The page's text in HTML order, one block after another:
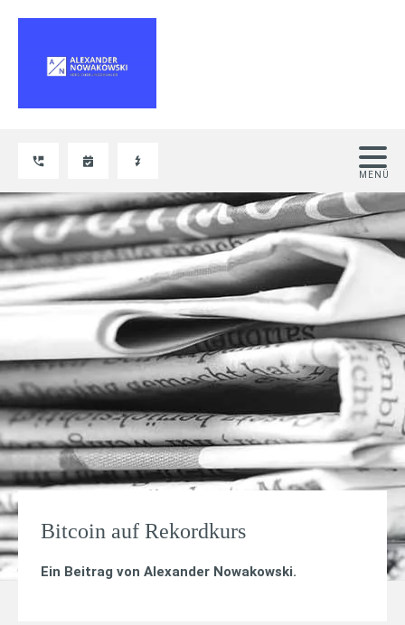
Bitcoin auf Rekordkurs
Ein Beitrag von Alexander Nowakowski.